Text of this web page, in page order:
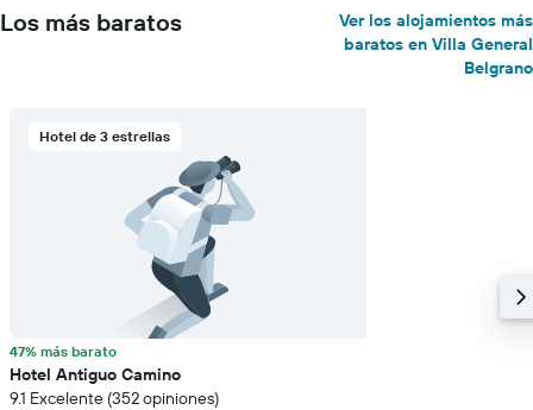
Los más baratos
Ver los alojamientos más
baratos en Villa General
Belgrano
Hotel de 3 estrellas
47% más barato
Hotel Antiguo Camino
9.1 Excelente (352 opiniones)